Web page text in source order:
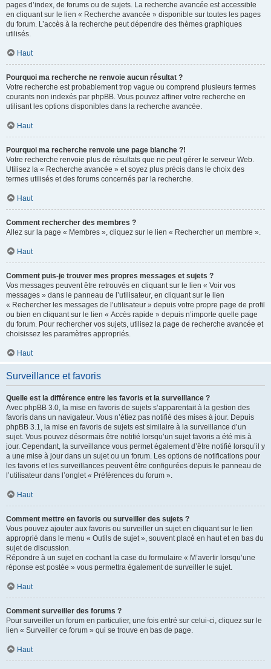
pages d’index, de forums ou de sujets. La recherche avancée est accessible
en cliquant sur le lien « Recherche avancée » disponible sur toutes les pages
du forum. L’accès à la recherche peut dépendre des thèmes graphiques
utilisés.
Haut
Pourquoi ma recherche ne renvoie aucun résultat ?
Votre recherche est probablement trop vague ou comprend plusieurs termes
courants non indexés par phpBB. Vous pouvez affiner votre recherche en
utilisant les options disponibles dans la recherche avancée.
Haut
Pourquoi ma recherche renvoie une page blanche ?!
Votre recherche renvoie plus de résultats que ne peut gérer le serveur Web.
Utilisez la « Recherche avancée » et soyez plus précis dans le choix des
termes utilisés et des forums concernés par la recherche.
Haut
Comment rechercher des membres ?
Allez sur la page « Membres », cliquez sur le lien « Rechercher un membre ».
Haut
Comment puis-je trouver mes propres messages et sujets ?
Vos messages peuvent être retrouvés en cliquant sur le lien « Voir vos
messages » dans le panneau de l’utilisateur, en cliquant sur le lien
« Rechercher les messages de l’utilisateur » depuis votre propre page de profil
ou bien en cliquant sur le lien « Accès rapide » depuis n’importe quelle page
du forum. Pour rechercher vos sujets, utilisez la page de recherche avancée et
choisissez les paramètres appropriés.
Haut
Surveillance et favoris
Quelle est la différence entre les favoris et la surveillance ?
Avec phpBB 3.0, la mise en favoris de sujets s’apparentait à la gestion des
favoris dans un navigateur. Vous n’étiez pas notifié des mises à jour. Depuis
phpBB 3.1, la mise en favoris de sujets est similaire à la surveillance d’un
sujet. Vous pouvez désormais être notifié lorsqu’un sujet favoris a été mis à
jour. Cependant, la surveillance vous permet également d’être notifié lorsqu’il y
a une mise à jour dans un sujet ou un forum. Les options de notifications pour
les favoris et les surveillances peuvent être configurées depuis le panneau de
l’utilisateur dans l’onglet « Préférences du forum ».
Haut
Comment mettre en favoris ou surveiller des sujets ?
Vous pouvez ajouter aux favoris ou surveiller un sujet en cliquant sur le lien
approprié dans le menu « Outils de sujet », souvent placé en haut et en bas du
sujet de discussion.
Répondre à un sujet en cochant la case du formulaire « M’avertir lorsqu’une
réponse est postée » vous permettra également de surveiller le sujet.
Haut
Comment surveiller des forums ?
Pour surveiller un forum en particulier, une fois entré sur celui-ci, cliquez sur le
lien « Surveiller ce forum » qui se trouve en bas de page.
Haut